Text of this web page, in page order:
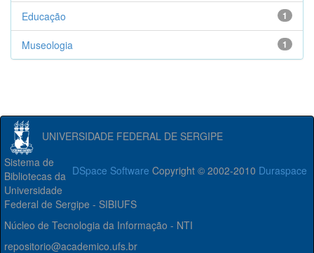
1
Educação
1
Museologia
UNIVERSIDADE FEDERAL DE SERGIPE
DSpace Software Copyright © 2002-2010 Duraspace
Sistema de
Bibliotecas da
Universidade
Federal de Sergipe - SIBIUFS
Núcleo de Tecnologia da Informação - NTI
repositorio@academico.ufs.br